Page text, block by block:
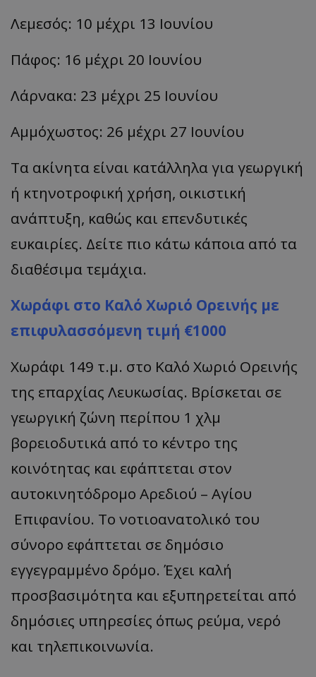
Λεμεσός: 10 μέχρι 13 Ιουνίου
Πάφος: 16 μέχρι 20 Ιουνίου
Λάρνακα: 23 μέχρι 25 Ιουνίου
Αμμόχωστος: 26 μέχρι 27 Ιουνίου
Τα ακίνητα είναι κατάλληλα για γεωργική
ή κτηνοτροφική χρήση, οικιστική
ανάπτυξη, καθώς και επενδυτικές
ευκαιρίες. Δείτε πιο κάτω κάποια από τα
διαθέσιμα τεμάχια.
Χωράφι στο Καλό Χωριό Ορεινής με
επιφυλασσόμενη τιμή €1000
Χωράφι 149 τ.μ. στο Καλό Χωριό Ορεινής
της επαρχίας Λευκωσίας. Βρίσκεται σε
γεωργική ζώνη περίπου 1 χλμ
βορειοδυτικά από το κέντρο της
κοινότητας και εφάπτεται στον
αυτοκινητόδρομο Αρεδιού – Αγίου
Επιφανίου. Το νοτιοανατολικό του
σύνορο εφάπτεται σε δημόσιο
εγγεγραμμένο δρόμο. Έχει καλή
προσβασιμότητα και εξυπηρετείται από
δημόσιες υπηρεσίες όπως ρεύμα, νερό
και τηλεπικοινωνία.